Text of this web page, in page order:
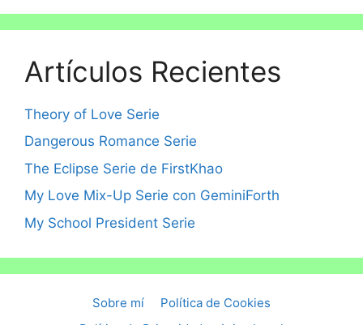
Artículos Recientes
Theory of Love Serie
Dangerous Romance Serie
The Eclipse Serie de FirstKhao
My Love Mix-Up Serie con GeminiForth
My School President Serie
Sobre mí
Política de Cookies